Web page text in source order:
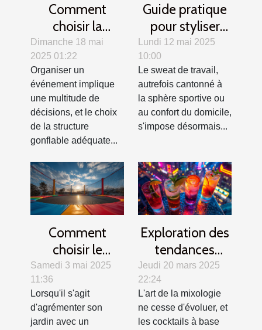
Comment
choisir la
structure
gonflable idéale
pour votre
événement
Dimanche 18 mai
2025 01:22
Organiser un
événement implique
une multitude de
décisions, et le choix
de la structure
gonflable adéquate...
Guide pratique
pour styliser
votre sweat de
travail en toutes
saisons
Lundi 12 mai 2025
10:00
Le sweat de travail,
autrefois cantonné à
la sphère sportive ou
au confort du domicile,
s'impose désormais...
Comment
choisir le
trampoline idéal
pour votre jardin
?
Samedi 3 mai 2025
11:36
Lorsqu'il s'agit
d'agrémenter son
jardin avec un
Exploration des
tendances
modernes des
cocktails au gin
Jeudi 20 mars 2025
22:24
L'art de la mixologie
ne cesse d'évoluer, et
les cocktails à base